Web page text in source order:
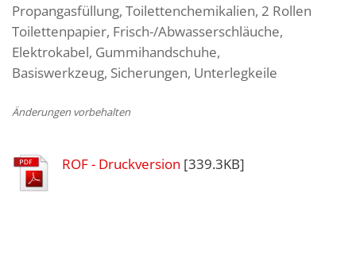
Propangasfüllung, Toilettenchemikalien, 2 Rollen
Toilettenpapier, Frisch-/Abwasserschläuche,
Elektrokabel, Gummihandschuhe,
Basiswerkzeug, Sicherungen, Unterlegkeile
Änderungen vorbehalten
ROF - Druckversion [339.3KB]